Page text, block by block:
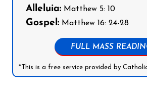
Alleluia: Matthew 5: 10
Gospel: Matthew 16: 24-28
FULL MASS
*This is a free service provided by